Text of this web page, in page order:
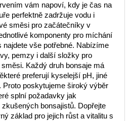
vám napoví, kdy je čas na
perfektně zadržuje vodu i
směsi pro začátečníky v
komponenty pro míchání
najdete vše potřebné. Nabízíme
pemzy i další složky pro
Každý druh bonsaje má
preferují kyselejší pH, jiné
Proto poskytujeme široký výběr
splní požadavky jak
bonsajistů. Dopřejte
základ pro jejich růst a vitalitu s